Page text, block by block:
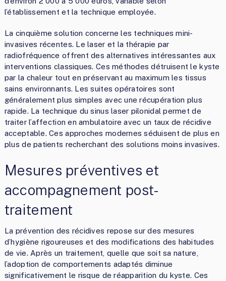
l’établissement et la technique employée.
La cinquième solution concerne les techniques mini-
invasives récentes. Le laser et la thérapie par
radiofréquence offrent des alternatives intéressantes aux
interventions classiques. Ces méthodes détruisent le kyste
par la chaleur tout en préservant au maximum les tissus
sains environnants. Les suites opératoires sont
généralement plus simples avec une récupération plus
rapide. La technique du sinus laser pilonidal permet de
traiter l’affection en ambulatoire avec un taux de récidive
acceptable. Ces approches modernes séduisent de plus en
plus de patients recherchant des solutions moins invasives.
Mesures préventives et
accompagnement post-
traitement
La prévention des récidives repose sur des mesures
d’hygiène rigoureuses et des modifications des habitudes
de vie. Après un traitement, quelle que soit sa nature,
l’adoption de comportements adaptés diminue
significativement le risque de réapparition du kyste. Ces